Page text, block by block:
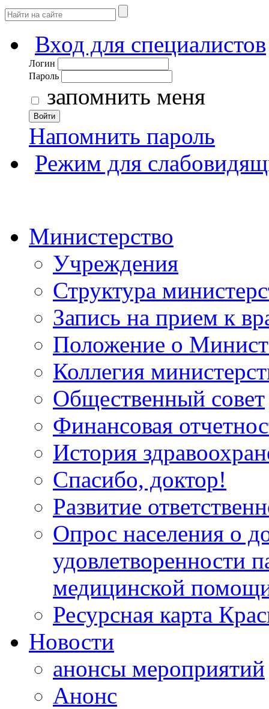
Вход для специалистов
Логин
Пароль
запомнить меня
Войти
Напомнить пароль
Режим для
Министерство
Учреждения
Структура
Запись на прием к
Положение о
Коллегия
Общественный совет
Финансовая
История
Спасибо, доктор!
Развитие
Опрос населения о
удовлетворенности
медицинской
Ресурсная карта
Новости
анонсы мероприятий
Анонс